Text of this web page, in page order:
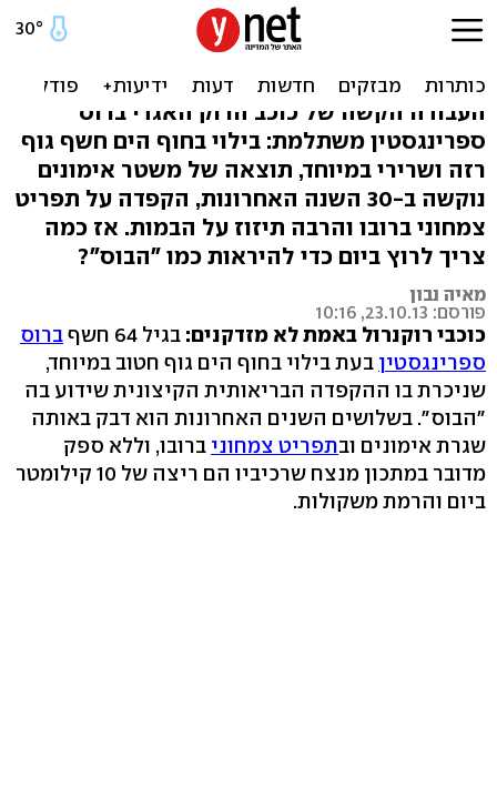
לא ייאמן: כך נראה ברוס
ספרינגסטין בגיל 64
העבודה הקשה של כוכב הרוק האגדי ברוס
ספרינגסטין משתלמת: בילוי בחוף הים חשף גוף
רזה ושרירי במיוחד, תוצאה של משטר אימונים
נוקשה ב-30 השנה האחרונות, הקפדה על תפריט
צמחוני ברובו והרבה תיזוז על הבמות. אז כמה
צריך לרוץ ביום כדי להיראות כמו "הבוס"?
מאיה נבון
פורסם: 23.10.13, 10:16
כוכבי רוקנרול באמת לא מזדקנים: בגיל 64 חשף
ברוס
ספרינגסטין בעת בילוי בחוף הים גוף חטוב במיוחד,
שניכרת בו ההקפדה הבריאותית הקיצונית שידוע בה
"הבוס". בשלושים השנים האחרונות הוא דבק באותה
שגרת אימונים ובתפריט צמחוני ברובו, וללא ספק
מדובר במתכון מנצח שרכיביו הם ריצה של 10 קילומטר
ביום והרמת משקולות.